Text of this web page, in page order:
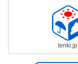
tenki.jp